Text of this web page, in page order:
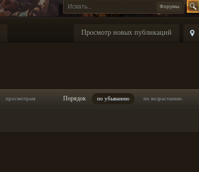
Форумы
Просмотр новых публикаций
просмотрам Порядок по убыванию по возрастанию